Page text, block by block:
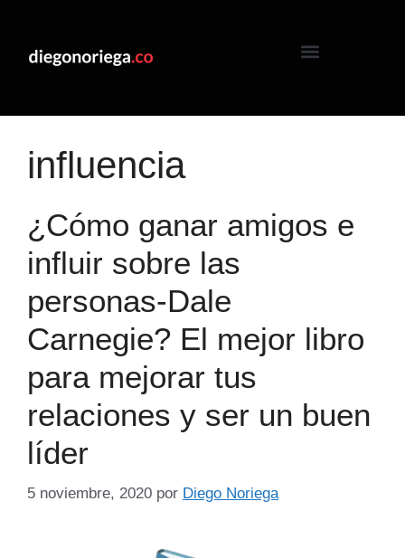
influencia
¿Cómo ganar amigos e
influir sobre las
personas-Dale
Carnegie? El mejor libro
para mejorar tus
relaciones y ser un buen
líder
5 noviembre, 2020 por Diego Noriega